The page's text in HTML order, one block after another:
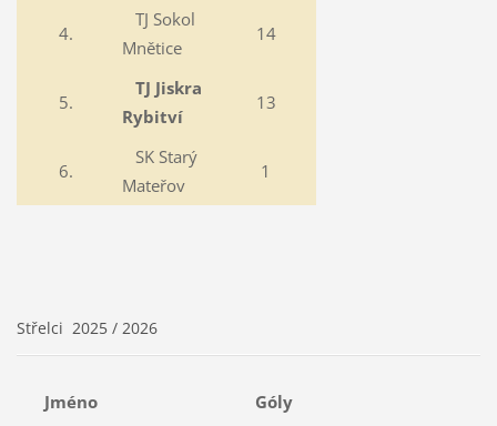
4.
TJ Sokol
Mnětice
14
5.
TJ Jiskra
Rybitví
13
6.
SK Starý
Mateřov
1
Střelci 2025 / 2026
Jméno
Góly